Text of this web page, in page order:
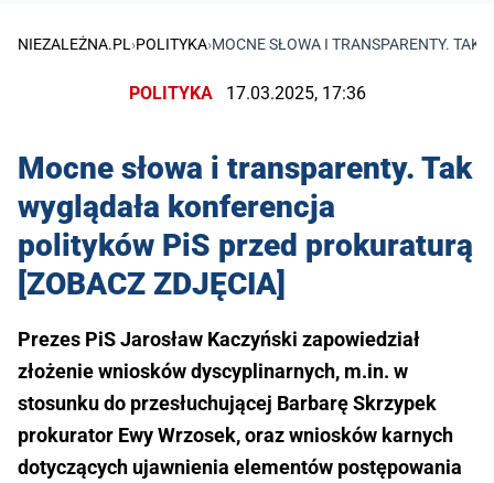
NIEZALEŻNA.PL›POLITYKA›MOCNE SŁOWA I TRANSPARENTY. TAK
POLITYKA 17.03.2025, 17:36
Mocne słowa i transparenty. Tak
wyglądała konferencja
polityków PiS przed prokuraturą
[ZOBACZ ZDJĘCIA]
Prezes PiS Jarosław Kaczyński zapowiedział
złożenie wniosków dyscyplinarnych, m.in. w
stosunku do przesłuchującej Barbarę Skrzypek
prokurator Ewy Wrzosek, oraz wniosków karnych
dotyczących ujawnienia elementów postępowania